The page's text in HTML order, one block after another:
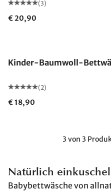
(3)
€ 20,90
Kinder-Baumwoll-
(2)
€ 18,90
3 von 3
Natürlich
Babybettwäsche von